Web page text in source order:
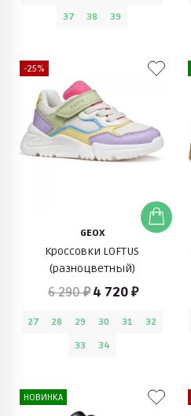
37
38 39
-25%
GEOX
Кроссовки LOFTUS
(разноцветный)
6 290 ₽ 4 720 ₽
27 28 29 30 31
32
33
34
НОВИНКА